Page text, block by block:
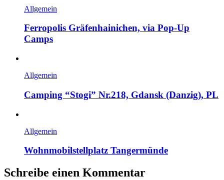
Allgemein
Ferropolis Gräfenhainichen, via Pop-Up
Camps
Allgemein
Camping “Stogi” Nr.218, Gdansk (Danzig), PL
Allgemein
Wohnmobilstellplatz Tangermünde
Schreibe einen Kommentar